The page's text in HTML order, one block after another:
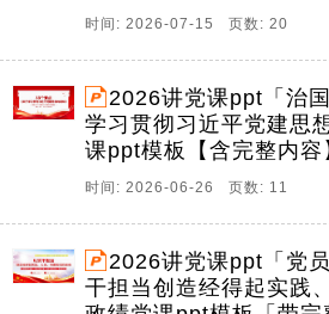
时间: 2026-07-15 页数: 20
2026讲党课ppt「治
学习贯彻习近平党建思
课ppt模板【含完整内
时间: 2026-06-26 页数: 11
2026讲党课ppt「党
干担当创造经得起实践